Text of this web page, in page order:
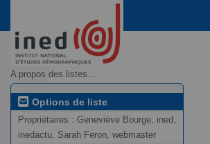
A propos des listes...
Options de liste
Propriétaires : Geneviève Bourge, ined,
inedactu, Sarah Feron, webmaster